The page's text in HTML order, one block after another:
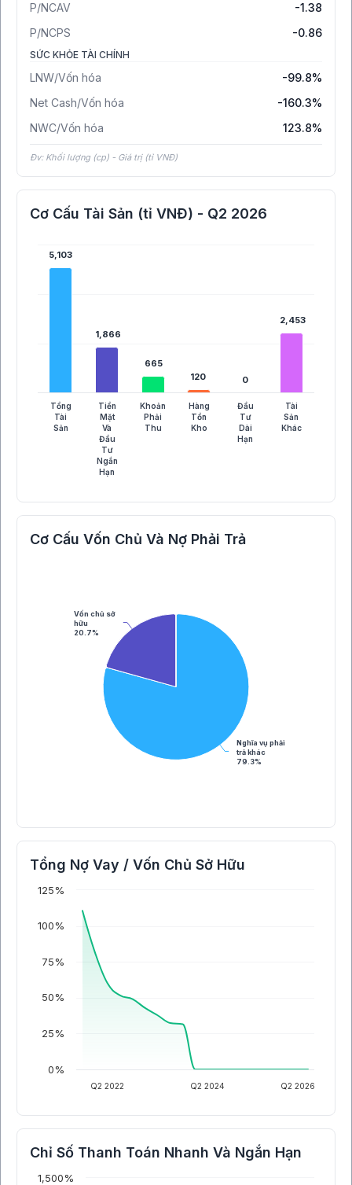
P/NCAV
-1.38
P/NCPS
-0.86
SỨC KHỎE TÀI CHÍNH
LNW/Vốn hóa
-99.8%
Net Cash/Vốn hóa
-160.3%
NWC/Vốn hóa
123.8%
Đv: Khối lượng (cp) - Giá trị (tỉ VNĐ)
Cơ Cấu Tài Sản (tỉ VNĐ) - Q2 2026
5,103
5,103
1,866
1,866
665
665
120
120 0
0
2,453
2,453
Tổng
Tài
Sản
Tiền
Mặt
Và
Đầu
Tư
Ngắn
Hạn
Khoản
Phải
Thu
Hàng
Tồn
Kho
Đầu
Tư
Dài
Hạn
Tài
Sản
Khác
Cơ Cấu Vốn Chủ Và Nợ Phải Trả
Nghĩa vụ phải
trả khác
79.3%
Vốn chủ sở
hữu
20.7%
Tổng Nợ Vay / Vốn Chủ Sở Hữu
Q2 2022 Q2 2024 Q2 2026
0%
25%
50%
75%
100%
125%
Chỉ Số Thanh Toán Nhanh Và Ngắn Hạn
1,500%